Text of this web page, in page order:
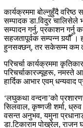
कार्यक्रममा बोल्नुहुँदै
सम्पादक डा.विदुर चालिसेले
सम्पादन गर्नु, प्रकाशन गर्नु
सहजतापूर्वक सम्पन्न गर्‍यौँ ।
हुनसक्छन्, तर सकेसम्म कम
परिचर्चा कार्यक्रममा
परिचर्चाकारज्यूहरू, नमस्ते
हार्दिक आभार एवम् धन्यवाद
‘लघुकथा वन्दना’को
सिलवाल, कृष्णजी शर्मा, ध्रुव
वसन्त अनुभव, यमुना
डा.टिकाराम पोख्रेल,